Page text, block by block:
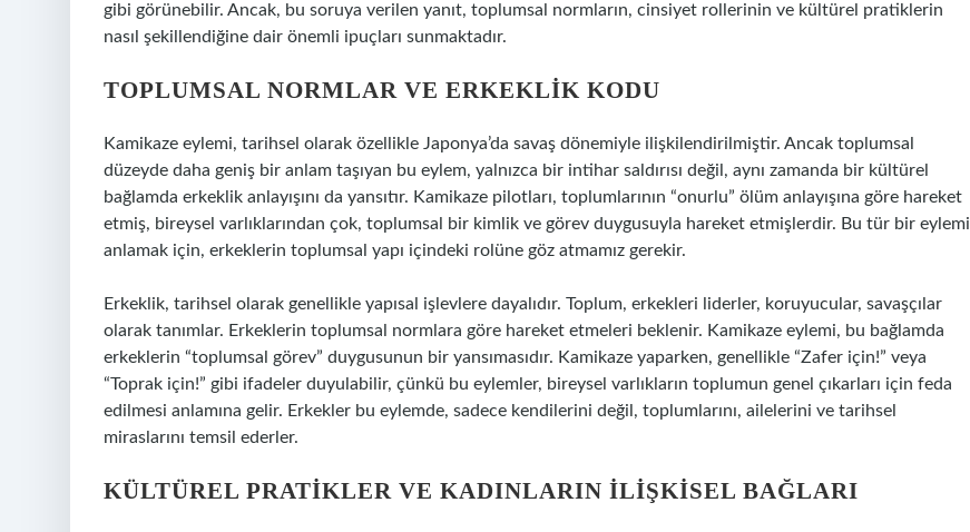
gibi görünebilir. Ancak, bu soruya verilen yanıt, toplumsal normların, cinsiyet rollerinin ve kültürel pratiklerin
nasıl şekillendiğine dair önemli ipuçları sunmaktadır.
TOPLUMSAL NORMLAR VE ERKEKLIK KODU
Kamikaze eylemi, tarihsel olarak özellikle Japonya’da savaş dönemiyle ilişkilendirilmiştir. Ancak toplumsal
düzeyde daha geniş bir anlam taşıyan bu eylem, yalnızca bir intihar saldırısı değil, aynı zamanda bir kültürel
bağlamda erkeklik anlayışını da yansıtır. Kamikaze pilotları, toplumlarının “onurlu” ölüm anlayışına göre hareket
etmiş, bireysel varlıklarından çok, toplumsal bir kimlik ve görev duygusuyla hareket etmişlerdir. Bu tür bir eylemi
anlamak için, erkeklerin toplumsal yapı içindeki rolüne göz atmamız gerekir.
Erkeklik, tarihsel olarak genellikle yapısal işlevlere dayalıdır. Toplum, erkekleri liderler, koruyucular, savaşçılar
olarak tanımlar. Erkeklerin toplumsal normlara göre hareket etmeleri beklenir. Kamikaze eylemi, bu bağlamda
erkeklerin “toplumsal görev” duygusunun bir yansımasıdır. Kamikaze yaparken, genellikle “Zafer için!” veya
“Toprak için!” gibi ifadeler duyulabilir, çünkü bu eylemler, bireysel varlıkların toplumun genel çıkarları için feda
edilmesi anlamına gelir. Erkekler bu eylemde, sadece kendilerini değil, toplumlarını, ailelerini ve tarihsel
miraslarını temsil ederler.
KÜLTÜREL PRATIKLER VE KADINLARIN İLIŞKISEL BAĞLARI